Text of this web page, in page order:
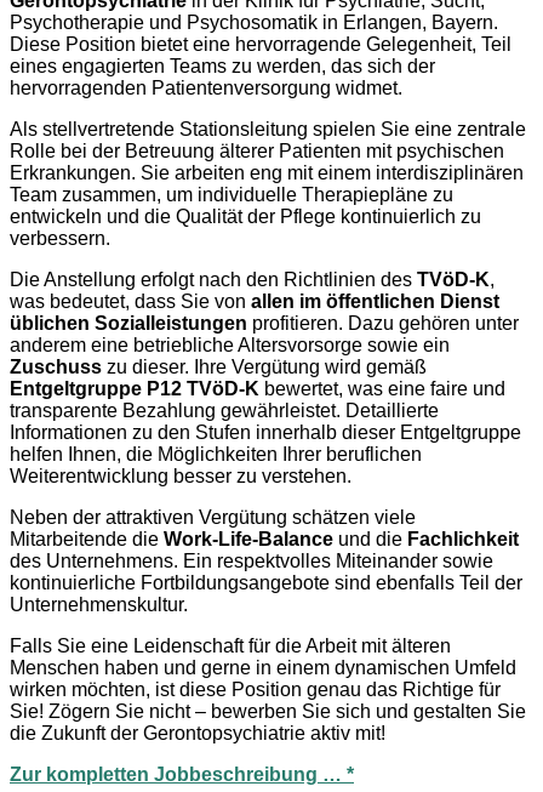
Psychotherapie und Psychosomatik in Erlangen, Bayern.
Diese Position bietet eine hervorragende Gelegenheit, Teil
eines engagierten Teams zu werden, das sich der
hervorragenden Patientenversorgung widmet.
Als stellvertretende Stationsleitung spielen Sie eine zentrale
Rolle bei der Betreuung älterer Patienten mit psychischen
Erkrankungen. Sie arbeiten eng mit einem interdisziplinären
Team zusammen, um individuelle Therapiepläne zu
entwickeln und die Qualität der Pflege kontinuierlich zu
verbessern.
Die Anstellung erfolgt nach den Richtlinien des TVöD-K,
was bedeutet, dass Sie von allen im öffentlichen Dienst
üblichen Sozialleistungen profitieren. Dazu gehören unter
anderem eine betriebliche Altersvorsorge sowie ein
Zuschuss zu dieser. Ihre Vergütung wird gemäß
Entgeltgruppe P12 TVöD-K bewertet, was eine faire und
transparente Bezahlung gewährleistet. Detaillierte
Informationen zu den Stufen innerhalb dieser Entgeltgruppe
helfen Ihnen, die Möglichkeiten Ihrer beruflichen
Weiterentwicklung besser zu verstehen.
Neben der attraktiven Vergütung schätzen viele
Mitarbeitende die Work-Life-Balance und die Fachlichkeit
des Unternehmens. Ein respektvolles Miteinander sowie
kontinuierliche Fortbildungsangebote sind ebenfalls Teil der
Unternehmenskultur.
Falls Sie eine Leidenschaft für die Arbeit mit älteren
Menschen haben und gerne in einem dynamischen Umfeld
wirken möchten, ist diese Position genau das Richtige für
Sie! Zögern Sie nicht – bewerben Sie sich und gestalten Sie
die Zukunft der Gerontopsychiatrie aktiv mit!
Zur kompletten Jobbeschreibung … *